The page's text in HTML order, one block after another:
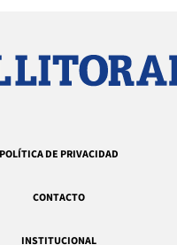
POLÍTICA DE PRIVACIDAD
CONTACTO
INSTITUCIONAL